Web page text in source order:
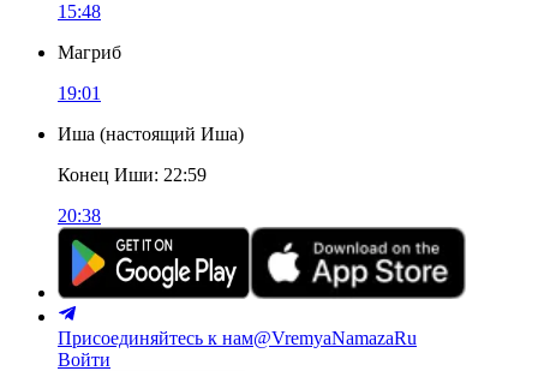
15:48
Магриб
19:01
Иша (настоящий Иша)
Конец Иши: 22:59
20:38
Присоединяйтесь к нам@VremyaNamazaRu
Войти